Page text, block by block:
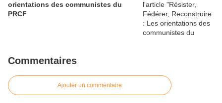
orientations des communistes du
PRCF
Commentaires
Ajouter un commentaire